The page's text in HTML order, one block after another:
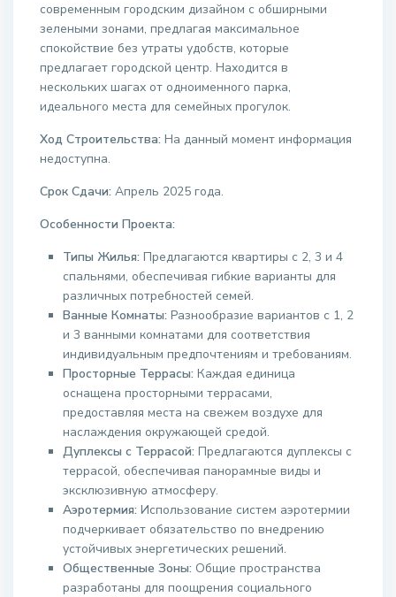
современным городским дизайном с обширными
зелеными зонами, предлагая максимальное
спокойствие без утраты удобств, которые
предлагает городской центр. Находится в
нескольких шагах от одноименного парка,
идеального места для семейных прогулок.
Ход Строительства: На данный момент информация
недоступна.
Срок Сдачи: Апрель 2025 года.
Особенности Проекта:
Типы Жилья: Предлагаются квартиры с 2, 3 и 4
спальнями, обеспечивая гибкие варианты для
различных потребностей семей.
Ванные Комнаты: Разнообразие вариантов с 1, 2
и 3 ванными комнатами для соответствия
индивидуальным предпочтениям и требованиям.
Просторные Террасы: Каждая единица
оснащена просторными террасами,
предоставляя места на свежем воздухе для
наслаждения окружающей средой.
Дуплексы с Террасой: Предлагаются дуплексы с
террасой, обеспечивая панорамные виды и
эксклюзивную атмосферу.
Аэротермия: Использование систем аэротермии
подчеркивает обязательство по внедрению
устойчивых энергетических решений.
Общественные Зоны: Общие пространства
разработаны для поощрения социального